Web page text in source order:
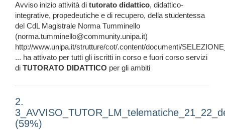
Avviso inizio attività di tutorato didattico, didattico-
integrative, propedeutiche e di recupero, della studentessa
del CdL Magistrale Norma Tumminello
(norma.tumminello@community.unipa.it)
http://www.unipa.it/strutture/cot/.content/documenti/
... ha attivato per tutti gli iscritti in corso e fuori corso servizi
di TUTORATO DIDATTICO per gli ambiti
2.
(59%)